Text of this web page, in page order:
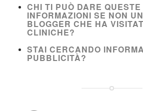
CHI TI PUÒ DARE QUESTE
INFORMAZIONI SE NON
BLOGGER CHE HA
CLINICHE?
STAI CERCANDO
PUBBLICITÀ?